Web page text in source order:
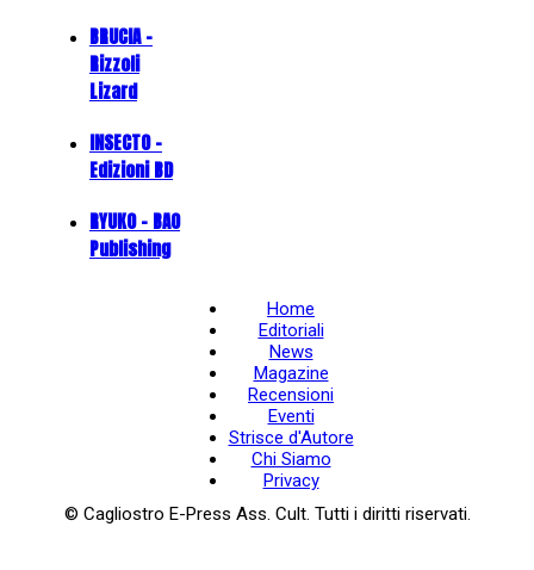
BRUCIA -
Rizzoli
Lizard
INSECTO -
Edizioni BD
RYUKO - BAO
Publishing
Home
Editoriali
News
Magazine
Recensioni
Eventi
Strisce d'Autore
Chi Siamo
Privacy
© Cagliostro E-Press Ass. Cult. Tutti i diritti riservati.